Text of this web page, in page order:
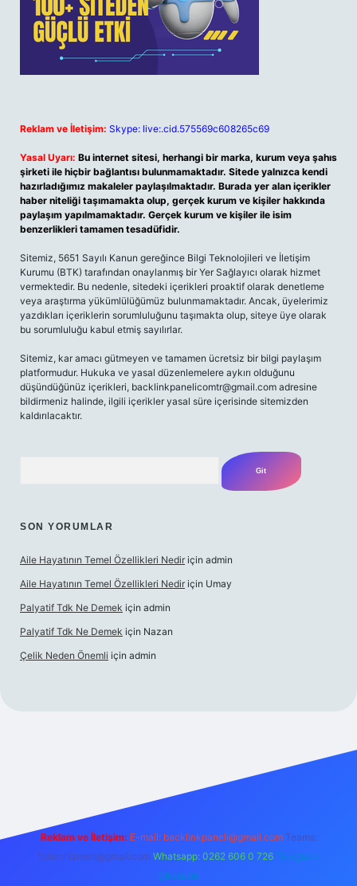
Reklam ve İletişim: Skype: live:.cid.575569c608265c69
Yasal Uyarı: Bu internet sitesi, herhangi bir marka, kurum veya şahıs
şirketi ile hiçbir bağlantısı bulunmamaktadır. Sitede yalnızca kendi
hazırladığımız makaleler paylaşılmaktadır. Burada yer alan içerikler
haber niteliği taşımamakta olup, gerçek kurum ve kişiler hakkında
paylaşım yapılmamaktadır. Gerçek kurum ve kişiler ile isim
benzerlikleri tamamen tesadüfidir.
Sitemiz, 5651 Sayılı Kanun gereğince Bilgi Teknolojileri ve İletişim
Kurumu (BTK) tarafından onaylanmış bir Yer Sağlayıcı olarak hizmet
vermektedir. Bu nedenle, sitedeki içerikleri proaktif olarak denetleme
veya araştırma yükümlülüğümüz bulunmamaktadır. Ancak, üyelerimiz
yazdıkları içeriklerin sorumluluğunu taşımakta olup, siteye üye olarak
bu sorumluluğu kabul etmiş sayılırlar.
Sitemiz, kar amacı gütmeyen ve tamamen ücretsiz bir bilgi paylaşım
platformudur. Hukuka ve yasal düzenlemelere aykırı olduğunu
düşündüğünüz içerikleri, backlinkpanelicomtr@gmail.com adresine
bildirmeniz halinde, ilgili içerikler yasal süre içerisinde sitemizden
kaldırılacaktır.
SON YORUMLAR
Aile Hayatının Temel Özellikleri Nedir için admin
Aile Hayatının Temel Özellikleri Nedir için Umay
Palyatif Tdk Ne Demek için admin
Palyatif Tdk Ne Demek için Nazan
Çelik Neden Önemli için admin
Reklam ve İletişim: E-mail: backlinkpaneli@gmail.com Teams:
forumhizmeti@gmail.com Whatsapp: 0262 606 0 726 Telegram:
@karabul